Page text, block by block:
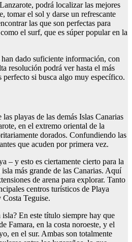
podrá localizar las mejores
tomar el sol y darse un refrescante
las que son perfectas para
el surf, que es súper popular en la
dado suficiente información, con
resolución podrá ver hasta el más
perfecto si busca algo muy específico.
playas de las demás Islas Canarias
en el extremo oriental de la
dorados. Confundiendo las
que acuden por primera vez.
– y esto es ciertamente cierto para la
más grande de las Canarias. Aquí
de arena para explorar. Tanto
centros turísticos de Playa
Teguise.
En este título siempre hay que
Famara, en la costa noroeste, y el
en el sur. Ambas son totalmente